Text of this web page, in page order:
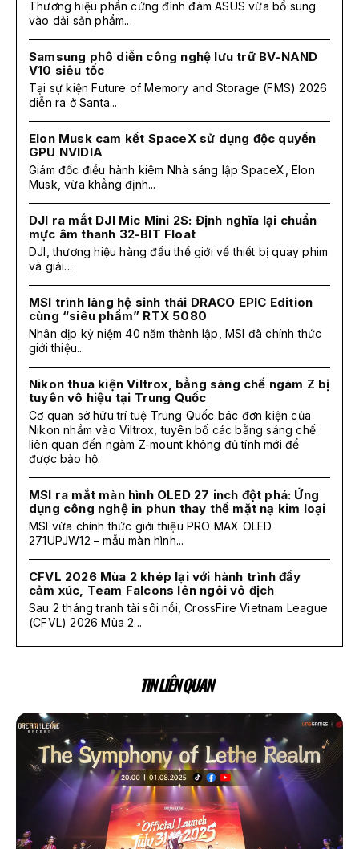
Thương hiệu phần cứng đình đám ASUS vừa bổ sung
vào dải sản phẩm...
Samsung phô diễn công nghệ lưu trữ BV-NAND
V10 siêu tốc
Tại sự kiện Future of Memory and Storage (FMS) 2026
diễn ra ở Santa...
Elon Musk cam kết SpaceX sử dụng độc quyền
GPU NVIDIA
Giám đốc điều hành kiêm Nhà sáng lập SpaceX, Elon
Musk, vừa khẳng định...
DJI ra mắt DJI Mic Mini 2S: Định nghĩa lại chuẩn
mực âm thanh 32-BIT Float
DJI, thương hiệu hàng đầu thế giới về thiết bị quay phim
và giải...
MSI trình làng hệ sinh thái DRACO EPIC Edition
cùng “siêu phẩm” RTX 5080
Nhân dịp kỷ niệm 40 năm thành lập, MSI đã chính thức
giới thiệu...
Nikon thua kiện Viltrox, bằng sáng chế ngàm Z bị
tuyên vô hiệu tại Trung Quốc
Cơ quan sở hữu trí tuệ Trung Quốc bác đơn kiện của
Nikon nhắm vào Viltrox, tuyên bố các bằng sáng chế
liên quan đến ngàm Z-mount không đủ tính mới để
được bảo hộ.
MSI ra mắt màn hình OLED 27 inch đột phá: Ứng
dụng công nghệ in phun thay thế mặt nạ kim loại
MSI vừa chính thức giới thiệu PRO MAX OLED
271UPJW12 – mẫu màn hình...
CFVL 2026 Mùa 2 khép lại với hành trình đầy
cảm xúc, Team Falcons lên ngôi vô địch
Sau 2 tháng tranh tài sôi nổi, CrossFire Vietnam League
(CFVL) 2026 Mùa 2...
TIN LIÊN QUAN